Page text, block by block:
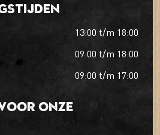
13:00 t/m 18:00
09:00 t/m 18:00
09:00 t/m 17:00
onze